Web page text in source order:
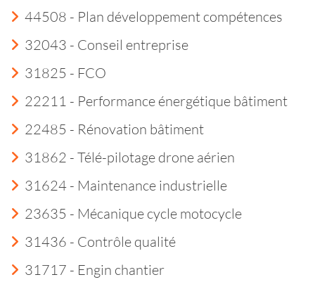
44508 - Plan développement compétences
32043 - Conseil entreprise
31825 - FCO
22211 - Performance énergétique bâtiment
22485 - Rénovation bâtiment
31862 - Télé-pilotage drone aérien
31624 - Maintenance industrielle
23635 - Mécanique cycle motocycle
31436 - Contrôle qualité
31717 - Engin chantier